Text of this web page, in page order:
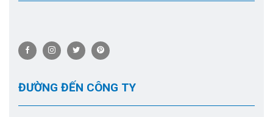
ĐƯỜNG ĐẾN CÔNG TY